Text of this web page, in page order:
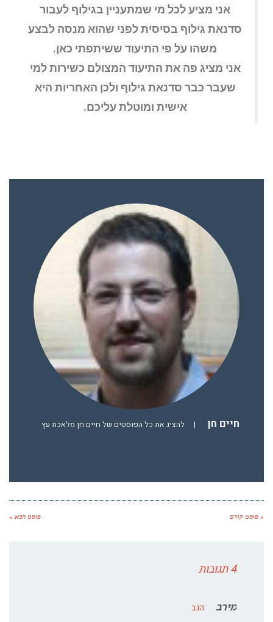
אני מציע לכל מי שמתעניין בגילוף לעבור
סדנאת גילוף בסיסית לפני שהוא מנסה לבצע
משהו על פי התיעוד ששיתפתי כאן.
אני מציג פה את התיעוד המצולם כשירות למי
שעבר כבר סדנאת גילוף ולכן האחריות היא
אישית ומוטלת עליכם.
חיים חן | להציג את כל הפוסטים של חיים חן מלאכת עץ
« פוסט קודם פוסט הבא »
4 תגובות
מירב
הגב